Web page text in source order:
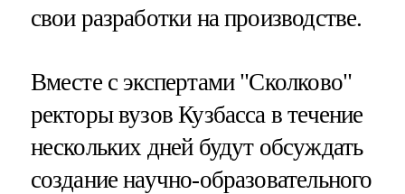
свои разработки на производстве.
Вместе с экспертами "Сколково"
ректоры вузов Кузбасса в течение
нескольких дней будут обсуждать
создание научно-образовательного